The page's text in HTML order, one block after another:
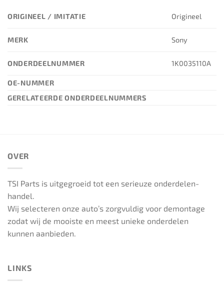
ORIGINEEL / IMITATIE Origineel
MERK Sony
ONDERDEELNUMMER 1K0035110A
OE-NUMMER
GERELATEERDE ONDERDEELNUMMERS
OVER
TSI Parts is uitgegroeid tot een serieuze onderdelen-
handel.
Wij selecteren onze auto’s zorgvuldig voor demontage
zodat wij de mooiste en meest unieke onderdelen
kunnen aanbieden.
LINKS